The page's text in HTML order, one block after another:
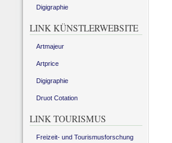
Digigraphie
LINK KÜNSTLERWEBSITE
Artmajeur
Artprice
Digigraphie
Druot Cotation
LINK TOURISMUS
Freizeit- und Tourismusforschung